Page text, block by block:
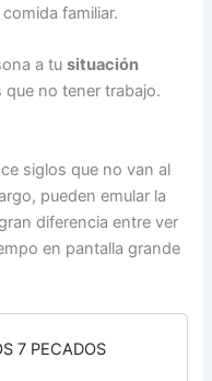
familiar.
a tusituación
no tener trabajo.
siglos que no van al
pueden emular la
diferencia entre ver
en pantalla grande
7 PECADOS